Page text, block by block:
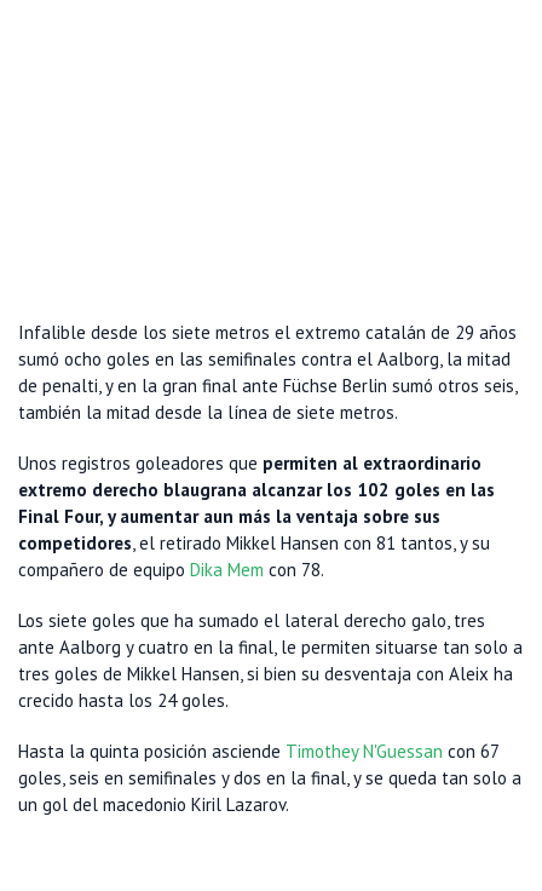
Infalible desde los siete metros el extremo catalán de 29 años
sumó ocho goles en las semifinales contra el Aalborg, la mitad
de penalti, y en la gran final ante Füchse Berlin sumó otros seis,
también la mitad desde la línea de siete metros.
Unos registros goleadores que permiten al extraordinario
extremo derecho blaugrana alcanzar los 102 goles en las
Final Four, y aumentar aun más la ventaja sobre sus
competidores , el retirado Mikkel Hansen con 81 tantos, y su
compañero de equipo Dika Mem con 78.
Los siete goles que ha sumado el lateral derecho galo, tres
ante Aalborg y cuatro en la final, le permiten situarse tan solo a
tres goles de Mikkel Hansen, si bien su desventaja con Aleix ha
crecido hasta los 24 goles.
Hasta la quinta posición asciende Timothey N'Guessan con 67
goles, seis en semifinales y dos en la final, y se queda tan solo a
un gol del macedonio Kiril Lazarov.